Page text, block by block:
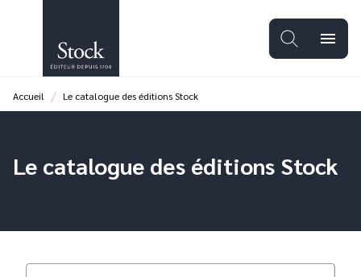
PIED DE PAGE
menu
Accueil / Le catalogue des éditions Stock
Le catalogue des éditions Stock